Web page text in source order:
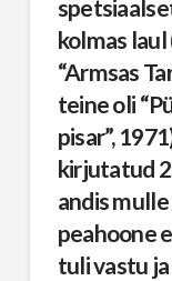
kolmas
“Armsas
teine oli
pisar”,
kirjutatud
andis
peahoone
tuli vastu